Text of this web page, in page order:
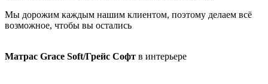
Мы дорожим каждым нашим клиентом, поэтому делаем всё
возможное, чтобы вы остались
Матрас Grace Soft/Грейс Софт в интерьере